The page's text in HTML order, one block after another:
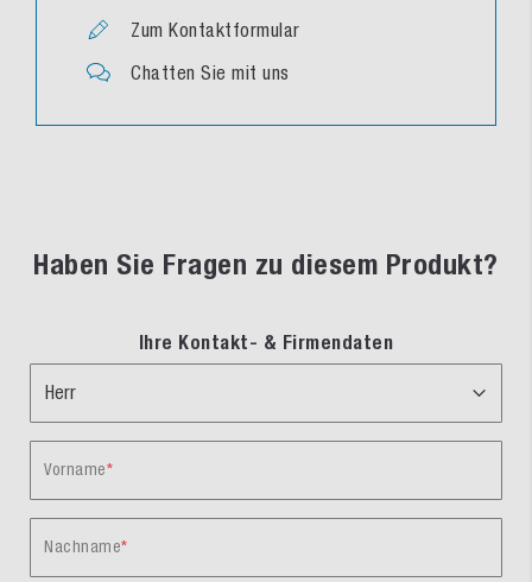
Zum Kontaktformular
Chatten Sie mit uns
Haben Sie Fragen zu diesem Produkt?
Ihre Kontakt- & Firmendaten
Vorname
Nachname